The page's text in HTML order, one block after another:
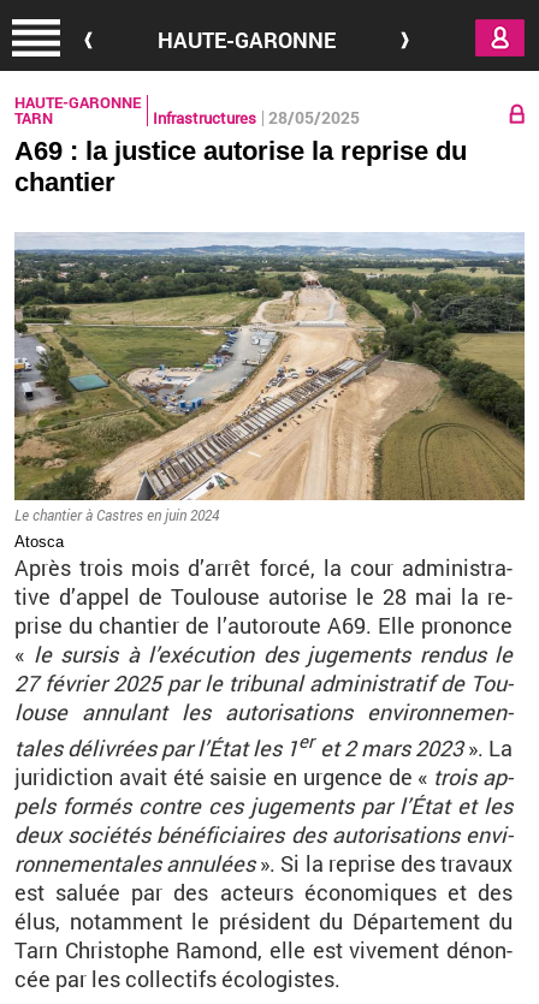
HAUTE-GARONNE
HAUTE-GARONNE
TARN Infrastructures 28/05/2025
A69 : la justice autorise la reprise du
chantier
Le chan­tier à Castres en juin 2024
Atosca
Après trois mois d’ar­rêt forcé, la cour ad­mi­nis­tra­
tive d’ap­pel de Tou­louse au­to­rise le 28 mai la re­
prise du chan­tier de l’au­to­route A69. Elle pro­nonce
« le sur­sis à l’exé­cu­tion des ju­ge­ments ren­dus le
27 fé­vrier 2025 par le tri­bu­nal ad­mi­nis­tra­tif de Tou­
louse an­nu­lant les au­to­ri­sa­tions en­vi­ron­ne­men­
tales dé­li­vrées par l’Étatles 1eret 2 mars 2023 ». La
ju­ri­dic­tion avait été sai­sie en ur­gence de « trois ap­
pels for­més contre ces ju­ge­ments par l’État et les
deux so­cié­tés bé­né­fi­ciaires des au­to­ri­sa­tions en­vi­
ron­ne­men­tales an­nu­lées ». Si la re­prise des tra­vaux
est sa­luée par des ac­teurs éco­no­miques et des
élus, no­tam­ment le pré­sident du Dé­par­te­ment du
Tarn Chris­tophe Ra­mond, elle est vi­ve­ment dé­non­
cée par les col­lec­tifs éco­lo­gistes.